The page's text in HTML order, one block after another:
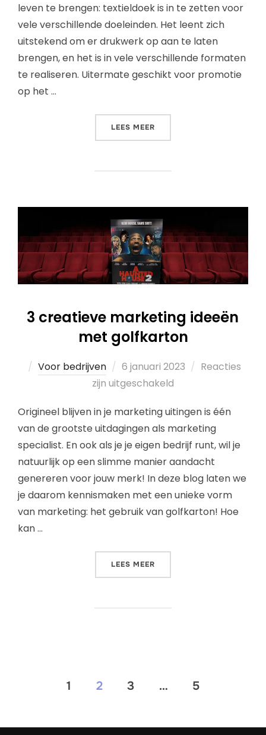
leven te brengen: textieldoek is in te zetten voor
vele verschillende doeleinden. Het leent zich
uitstekend om er drukwerk op aan te laten
brengen, en het is in vele verschillende formaten
te realiseren. Uitermate geschikt voor promotie
op het …
LEES MEER
3 creatieve marketing ideeën
met golfkarton
Voor bedrijven 6 januari 2023
Reacties
zijn uitgeschakeld
Origineel blijven in je marketing uitingen is één
van de grootste uitdagingen als marketing
specialist. En ook als je je eigen bedrijf runt, wil je
natuurlijk op een slimme manier aandacht
genereren voor jouw merk! In deze blog laten we
je daarom kennismaken met een unieke vorm
van marketing: het gebruik van golfkarton! Hoe
kan …
LEES MEER
1 2 3 … 5